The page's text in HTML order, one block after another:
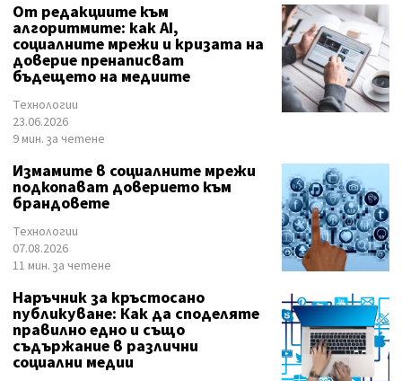
От редакциите към
алгоритмите: как AI,
социалните мрежи и кризата на
доверие пренаписват
бъдещето на медиите
Технологии
23.06.2026
9 мин. за четене
Измамите в социалните мрежи
подкопават доверието към
брандовете
Технологии
07.08.2026
11 мин. за четене
Наръчник за кръстосано
публикуване: Как да споделяте
правилно едно и също
съдържание в различни
социални медии